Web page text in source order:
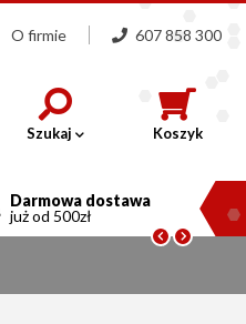
O firmie 607 858 300
Szukaj Koszyk
Darmowa dostawa
już od 500zł
 